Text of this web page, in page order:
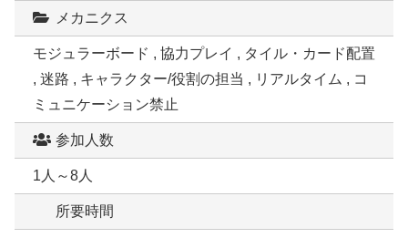
メカニクス
モジュラーボード , 協力プレイ , タイル・カード配置
, 迷路 , キャラクター/役割の担当 , リアルタイム , コ
ミュニケーション禁止
参加人数
1人～8人
所要時間